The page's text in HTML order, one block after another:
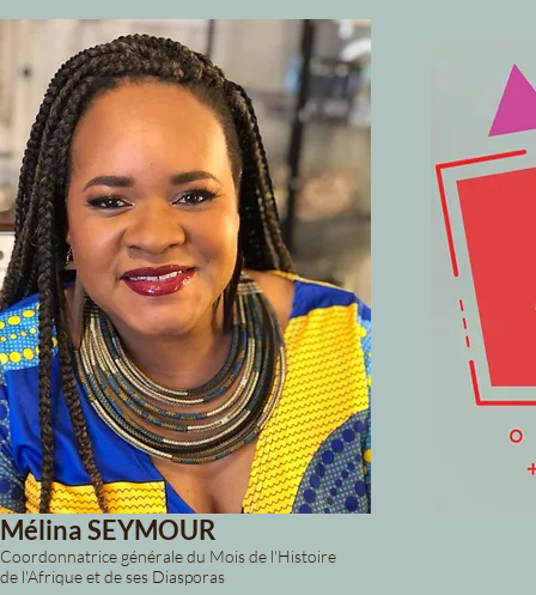
Mélina SEYMOUR
Coordonnatrice générale du Mois de l'Histoire
de l'Afrique et de ses Diasporas